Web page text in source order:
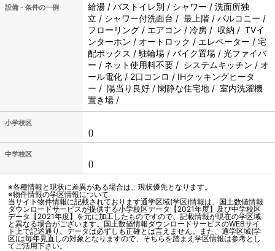
設備・条件の一例
給湯 / バストイレ別 / シャワー / 洗面所独
立 / シャワー付洗面台 / 最上階 / バルコニー /
フローリング / エアコン / 冷房 / 収納 / TVイ
ンターホン / オートロック / エレベーター / 宅
配ボックス / 駐輪場 / バイク置場 / 光ファイバ
ー / ネット使用料不要 / システムキッチン / オ
ール電化 / 2口コンロ / IHクッキングヒータ
ー / 陽当り良好 / 閑静な住宅地 / 室内洗濯機
置き場 /
小学校区
()
中学校区
()
※各種情報と現状に差異がある場合は、現状優先となります。
※物件情報の学区情報について
当サイト物件情報に記載されております通学区域(学区)情報は、国土数値情報
ダウンロードサービスが提供する小学校区データ【2021年度】及び中学校区
データ【2021年度】を元に加工したものですので、記載情報が現在の学区域
と異なる場合がございます。国土数値情報ダウンロードサービスのWEBサイ
ト上で記述通り、データは必ずしも正確とは言えません。また、通学区域(学
区)は毎年見直しの対象となりますので、そちらを踏まえ学区情報は参考とし
てご活用下さい。